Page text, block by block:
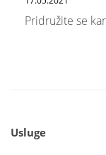
Pridružite se
Usluge